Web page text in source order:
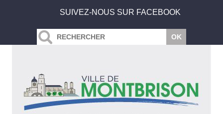
SUIVEZ-NOUS SUR FACEBOOK